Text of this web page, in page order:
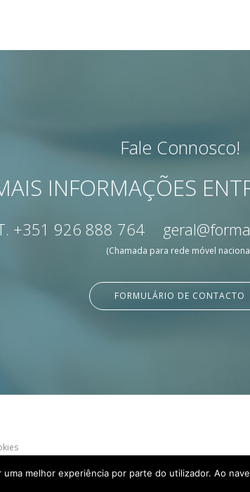
Fale Connosco!
INFORMAÇÕES
+351 926 888 764
(Chamada para rede móvel
FORMULÁRIO DE CONTACTO
melhor experiência por parte do utilizador. Ao